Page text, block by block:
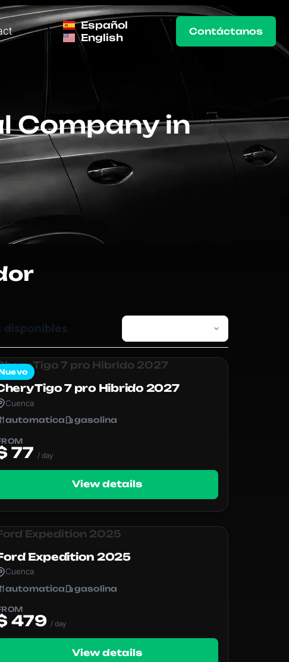
Español
English
Contáctanos
Company in
disponibles
Tigo 7 pro Hibrido 2027
Cuenca
automatica gasolina
77 / day
View details
Expedition 2025
Cuenca
automatica gasolina
479 / day
View details